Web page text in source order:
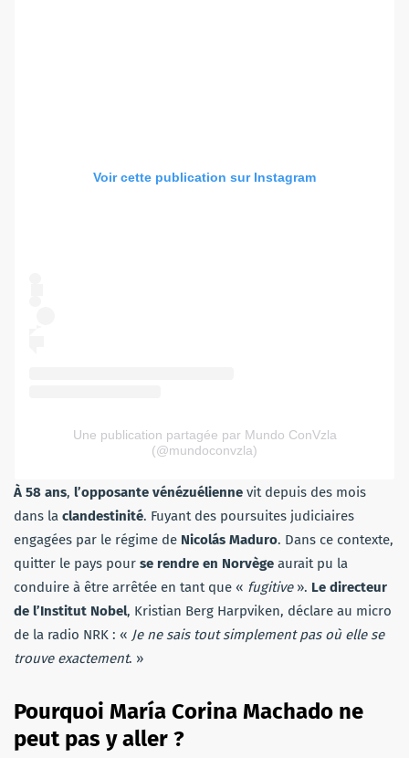
Voir cette publication sur Instagram
Une publication partagée par Mundo ConVzla
(@mundoconvzla)
À 58 ans, l’opposante vénézuélienne vit depuis des mois
dans la clandestinité. Fuyant des poursuites judiciaires
engagées par le régime de Nicolás Maduro. Dans ce contexte,
quitter le pays pour se rendre en Norvège aurait pu la
conduire à être arrêtée en tant que « fugitive». Le directeur
de l’Institut Nobel, Kristian Berg Harpviken, déclare au micro
de la radio NRK : « Je ne sais tout simplement pas où elle se
trouve exactement. »
Pourquoi María Corina Machado ne
peut pas y aller ?